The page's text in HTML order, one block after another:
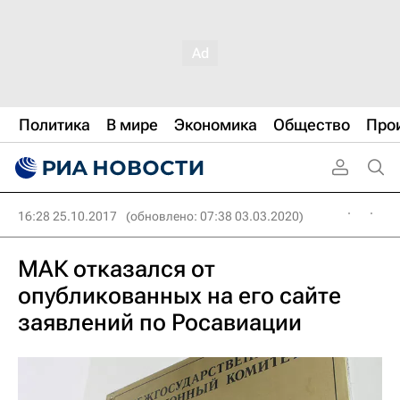
Политика В мире Экономика Общество
16:28 25.10.2017 (обновлено: 07:38 03.03.2020)
МАК отказался от
опубликованных на его сайте
заявлений по Росавиации